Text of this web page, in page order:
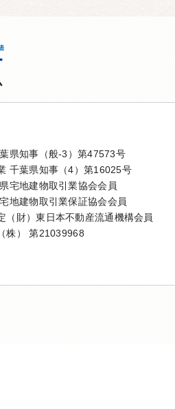
県知事（般-3）第47573号
千葉県知事（4）第16025号
宅地建物取引業協会会員
地建物取引業保証協会会員
（財）東日本不動産流通機構会員
株） 第21039968